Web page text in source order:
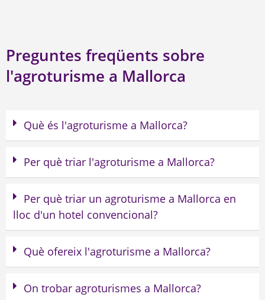
Preguntes freqüents sobre
l'agroturisme a Mallorca
Què és l'agroturisme a Mallorca?
Per què triar l'agroturisme a Mallorca?
Per què triar un agroturisme a Mallorca en
lloc d'un hotel convencional?
Què ofereix l'agroturisme a Mallorca?
On trobar agroturismes a Mallorca?